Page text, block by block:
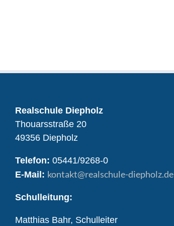
Realschule Diepholz
Thouarsstraße 20
49356 Diepholz
Telefon: 05441/9268-0
E-Mail: kontakt@realschule-diepholz.de
Schulleitung:
Matthias Bahr, Schulleiter